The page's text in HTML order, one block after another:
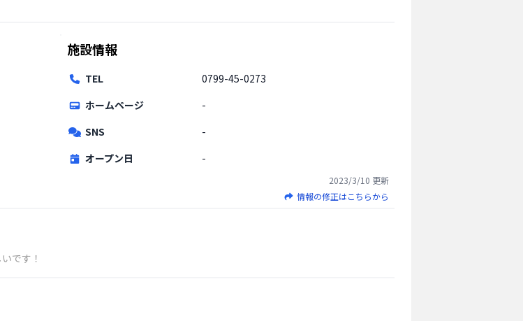
施設情報
TEL
0799-45-0273
ホームページ
-
SNS
-
オープン日
-
2023/3/10 更新
情報の修正はこちらから
です！